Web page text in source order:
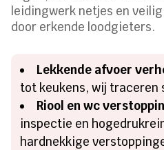
leidingwerk netjes en
door erkende loodgieters.
Lekkende afvoer
tot keukens, wij traceren
Riool en wc
inspectie en
hardnekkige